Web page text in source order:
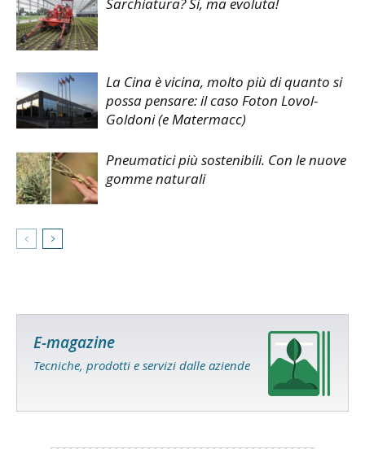
La Cina è vicina, molto più di quanto si
possa pensare: il caso Foton Lovol-
Goldoni (e Matermacc)
Pneumatici più sostenibili. Con le nuove
gomme naturali
E-magazine
Tecniche, prodotti e servizi dalle aziende